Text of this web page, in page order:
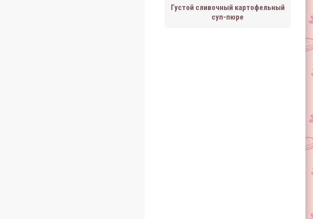
Густой сливочный картофельный
суп-пюре